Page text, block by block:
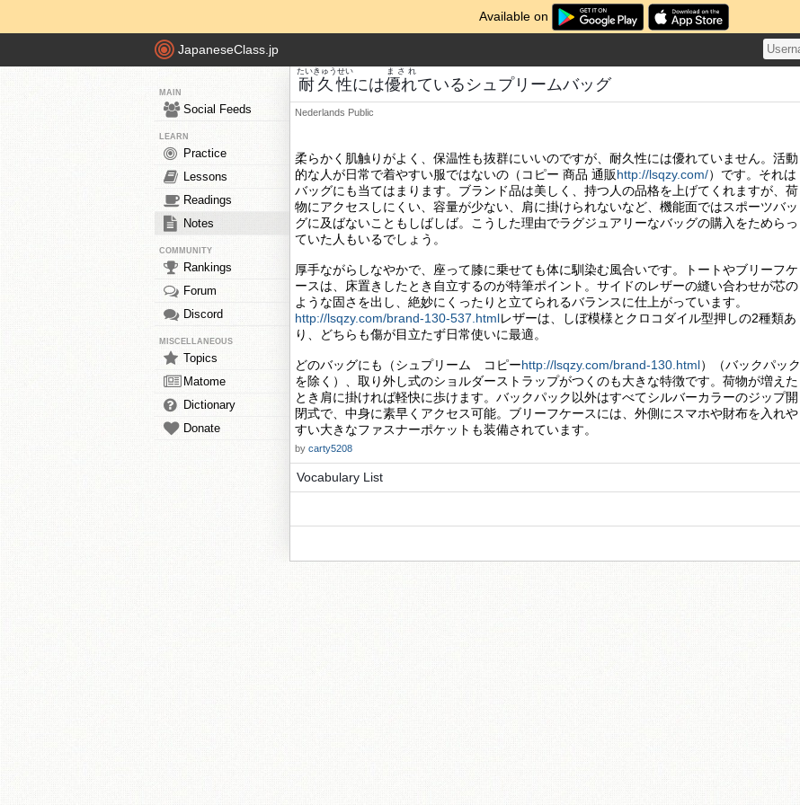
Available on
JapaneseClass.jp
MAIN
Social Feeds
LEARN
Practice
Lessons
Readings
Notes
COMMUNITY
Rankings
Forum
Discord
MISCELLANEOUS
Topics
Matome
Dictionary
Donate
耐久性
たいきゅうせい
には優れ
まされ
ているシュプリームバッグ
Nederlands Public
柔らかく肌触りがよく、保温性も抜群にいいのですが、耐久性には優れていません。活動
的な人が日常で着やすい服ではないの（コピー 商品 通販http://lsqzy.com/）です。それは
バッグにも当てはまります。ブランド品は美しく、持つ人の品格を上げてくれますが、荷
物にアクセスしにくい、容量が少ない、肩に掛けられないなど、機能面ではスポーツバッ
グに及ばないこともしばしば。こうした理由でラグジュアリーなバッグの購入をためらっ
ていた人もいるでしょう。
厚手ながらしなやかで、座って膝に乗せても体に馴染む風合いです。トートやブリーフケ
ースは、床置きしたとき自立するのが特筆ポイント。サイドのレザーの縫い合わせが芯の
ような固さを出し、絶妙にくったりと立てられるバランスに仕上がっています。
http://lsqzy.com/brand-130-537.htmlレザーは、しぼ模様とクロコダイル型押しの2種類あ
り、どちらも傷が目立たず日常使いに最適。
どのバッグにも（シュプリーム コピーhttp://lsqzy.com/brand-130.html）（バックパック
を除く）、取り外し式のショルダーストラップがつくのも大きな特徴です。荷物が増えた
とき肩に掛ければ軽快に歩けます。バックパック以外はすべてシルバーカラーのジップ開
閉式で、中身に素早くアクセス可能。ブリーフケースには、外側にスマホや財布を入れや
すい大きなファスナーポケットも装備されています。
by carty5208
Vocabulary List